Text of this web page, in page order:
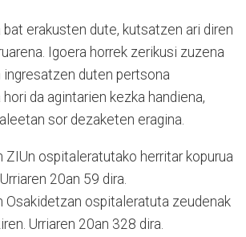
bat erakusten dute, kutsatzen ari diren
Igoera horrek zerikusi zuzena
ingresatzen duten pertsona
hori da agintarien kezka handiena,
sor dezaketen eragina.
ZIUn ospitaleratutako herritar kopurua
20an 59 dira.
Osakidetzan ospitaleratuta zeudenak
Urriaren 20an 328 dira.